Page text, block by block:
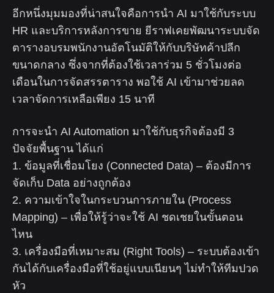
อีกหนึ่งมุมมองที่น่าสนใจคือการนำ AI มาใช้กับระบบ
HR และบริการหลังการขาย ยีราฟเคยพัฒนาระบบจัด
ตารางอบรมพนักงานอัตโนมัติให้กับบริษัทค้าปลีก
ขนาดกลาง ซึ่งจากที่ต้องใช้เวลาร่วม 5 ชั่วโมงต่อ
เดือนในการจัดสรรตาราง พอใช้ AI เข้ามาช่วยลด
เวลาจัดการเหลือเพียง 15 นาที
การจะนำ AI Automation มาใช้กับธุรกิจต้องมี 3
ปัจจัยพื้นฐาน ได้แก่
1. ข้อมูลที่เชื่อมโยง (Connected Data) – ต้องมีการ
จัดเก็บ Data อย่างถูกต้อง
2. ความเข้าใจในกระบวนการภายใน (Process
Mapping) – เพื่อให้รู้ว่าจะใช้ AI ชดเชยในขั้นตอน
ไหน
3. เครื่องมือที่เหมาะสม (Right Tools) – ระบบต้องเข้า
กันได้กับเครื่องมือที่ใช้อยู่แบบเนียนๆ ไม่ทำให้ทีมปวด
หัว